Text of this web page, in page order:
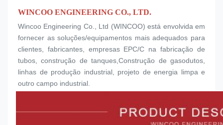
WINCOO ENGINEERING CO., LTD.
Wincoo Engineering Co., Ltd (WINCOO) está envolvida em
fornecer as soluções/equipamentos mais adequados para
clientes, fabricantes, empresas EPC/C na fabricação de
tubos, construção de tanques,Construção de gasodutos,
linhas de produção industrial, projeto de energia limpa e
outro campo industrial.